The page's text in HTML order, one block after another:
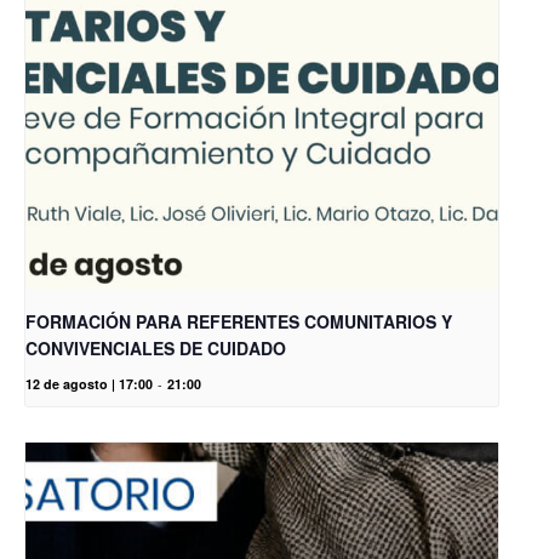
FORMACIÓN PARA REFERENTES COMUNITARIOS Y
CONVIVENCIALES DE CUIDADO
12 de agosto | 17:00 - 21:00